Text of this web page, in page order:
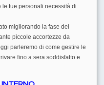
tue personali necessità di
migliorando la fase del
piccole accortezze da
parleremo di come gestire le
fino a sera soddisfatto e